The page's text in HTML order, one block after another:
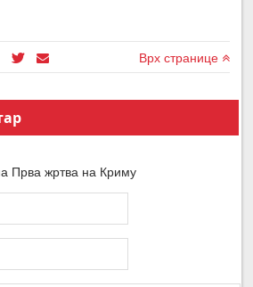
Врх странице
Прва жртва на Криму